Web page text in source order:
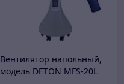
Вентилятор напольный,
модель DETON MFS-20L